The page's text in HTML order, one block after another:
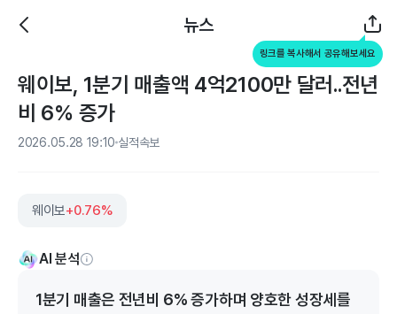
뉴스
링크를 복사해서 공유해보세요
웨이보, 1분기 매출액 4억2100만 달러..전년
비 6% 증가
2026.05.28 19:10 실적속보
웨이보+0.76%
AI 분석
1분기 매출은 전년비 6% 증가하며 양호한 성장세를